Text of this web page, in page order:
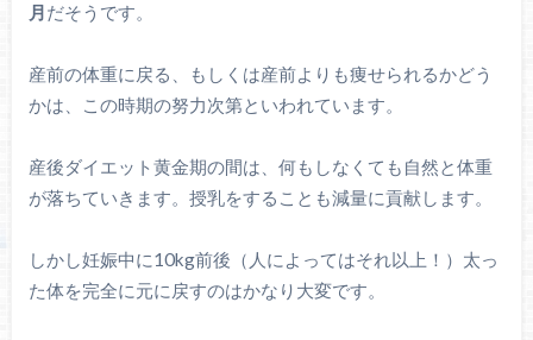
月だそうです。
産前の体重に戻る、もしくは産前よりも痩せられるかどう
かは、この時期の努力次第といわれています。
産後ダイエット黄金期の間は、何もしなくても自然と体重
が落ちていきます。授乳をすることも減量に貢献します。
しかし妊娠中に10kg前後（人によってはそれ以上！）太っ
た体を完全に元に戻すのはかなり大変です。